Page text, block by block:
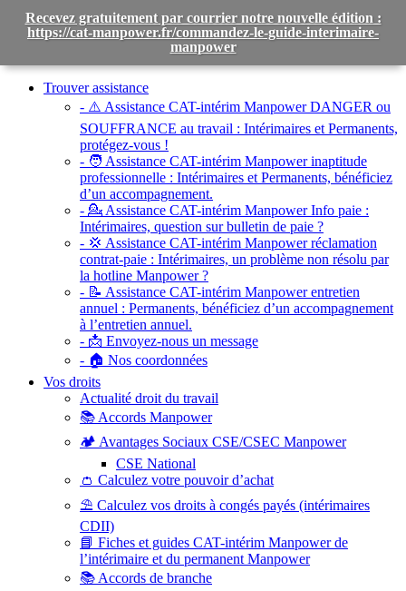
Toggle
navigationTrouver assistance
- ⚠️ Assistance CAT-intérim Manpower DANGER ou
SOUFFRANCE au travail : Intérimaires et Permanents,
protégez-vous !
- 🧑 Assistance CAT-intérim Manpower inaptitude
professionnelle : Intérimaires et Permanents, bénéficiez
d’un accompagnement.
- 💁 Assistance CAT-intérim Manpower Info paie :
Intérimaires, question sur bulletin de paie ?
- 💢 Assistance CAT-intérim Manpower réclamation
contrat-paie : Intérimaires, un problème non résolu par
la hotline Manpower ?
- 📝 Assistance CAT-intérim Manpower entretien
annuel : Permanents, bénéficiez d’un accompagnement
à l’entretien annuel.
- 📩 Envoyez-nous un message
- 🏠 Nos coordonnées
Vos droits
Actualité droit du travail
📚 Accords Manpower
🏕️ Avantages Sociaux CSE/CSEC Manpower
CSE National
👛 Calculez votre pouvoir d’achat
⛱️ Calculez vos droits à congés payés (intérimaires
CDII)
📘 Fiches et guides CAT-intérim Manpower de
l’intérimaire et du permanent Manpower
📚 Accords de branche
Recevez gratuitement par courrier notre nouvelle édition :
https://cat-manpower.fr/commandez-le-guide-interimaire-
manpower